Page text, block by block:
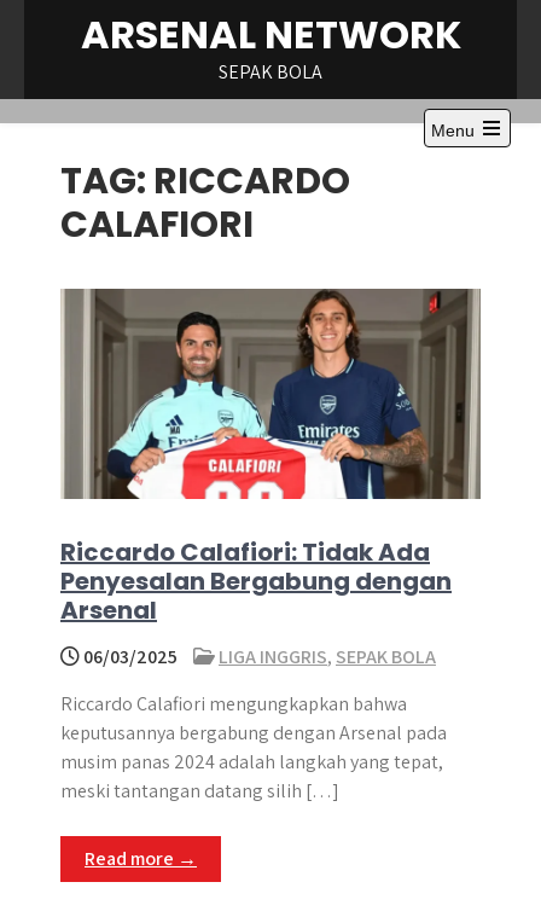
ARSENAL NETWORK
SEPAK BOLA
Menu
Open
TAG: RICCARDO
CALAFIORI
Riccardo Calafiori: Tidak Ada
Penyesalan Bergabung dengan
Arsenal
06/03/2025 LIGA INGGRIS, SEPAK BOLA
Riccardo Calafiori mengungkapkan bahwa
keputusannya bergabung dengan Arsenal pada
musim panas 2024 adalah langkah yang tepat,
meski tantangan datang silih […]
Read more →